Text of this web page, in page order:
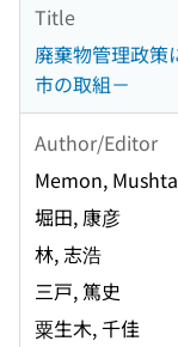
Title
廃棄物管理政策
市の取組－
Author/Editor
Memon,
堀田, 康彦
林, 志浩
三戸, 篤史
粟生木, 千佳